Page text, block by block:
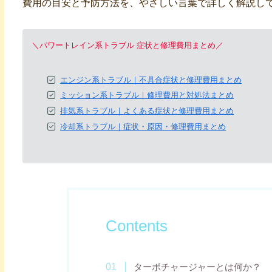
費用の目安と予防方法を、やさしい言葉で詳しく解説し
＼パワートレイン系トラブル 症状と修理費用まとめ／
エンジン系トラブル｜不具合症状と修理費用まとめ
ミッション系トラブル｜修理費用と対処法まとめ
排気系トラブル｜よくある症状と修理費用まとめ
冷却系トラブル｜症状・原因・修理費用まとめ
Contents
ターボチャージャーとは何か？